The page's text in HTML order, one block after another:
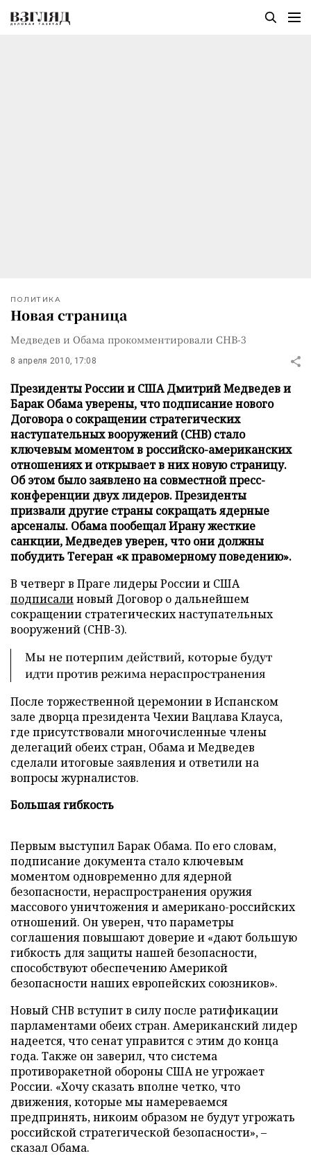
ПОЛИТИКА
Новая страница
Медведев и Обама прокомментировали СНВ-3
8 апреля 2010, 17:08
Президенты России и США Дмитрий Медведев и
Барак Обама уверены, что подписание нового
Договора о сокращении стратегических
наступательных вооружений (СНВ) стало
ключевым моментом в российско-американских
отношениях и открывает в них новую страницу.
Об этом было заявлено на совместной пресс-
конференции двух лидеров. Президенты
призвали другие страны сокращать ядерные
арсеналы. Обама пообещал Ирану жесткие
санкции, Медведев уверен, что они должны
побудить Тегеран «к правомерному поведению».
В четверг в Праге лидеры России и США
подписалиновый Договор о дальнейшем
сокращении стратегических наступательных
вооружений (СНВ-3).
Мы не потерпим действий, которые будут
идти против режима нераспространения
После торжественной церемонии в Испанском
зале дворца президента Чехии Вацлава Клауса,
где присутствовали многочисленные члены
делегаций обеих стран, Обама и Медведев
сделали итоговые заявления и ответили на
вопросы журналистов.
Большая гибкость
Первым выступил Барак Обама. По его словам,
подписание документа стало ключевым
моментом одновременно для ядерной
безопасности, нераспространения оружия
массового уничтожения и американо-российских
отношений. Он уверен, что параметры
соглашения повышают доверие и «дают большую
гибкость для защиты нашей безопасности,
способствуют обеспечению Америкой
безопасности наших европейских союзников».
Новый СНВ вступит в силу после ратификации
парламентами обеих стран. Американский лидер
надеется, что сенат управится с этим до конца
года. Также он заверил, что система
противоракетной обороны США не угрожает
России. «Хочу сказать вполне четко, что
движения, которые мы намереваемся
предпринять, никоим образом не будут угрожать
российской стратегической безопасности», –
сказал Обама.